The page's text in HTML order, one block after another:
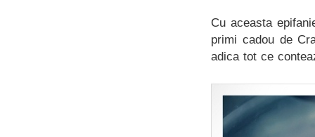
Cu aceasta
primi cadou de
adica tot ce